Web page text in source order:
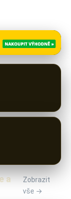
a
Zobrazit
vše →